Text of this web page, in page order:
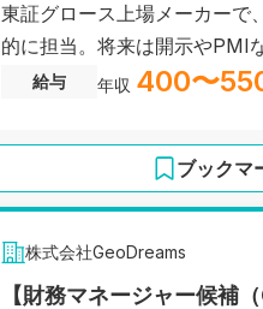
東証グロース上場メーカーで
的に担当。将来は開示やPMI
給与 年収 400〜
ブックマ
株式会社GeoDreams
【財務マネージャー候補